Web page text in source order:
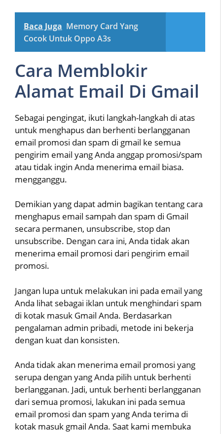
Baca Juga Memory Card Yang
Cocok Untuk Oppo A3s
Cara Memblokir
Alamat Email Di Gmail
Sebagai pengingat, ikuti langkah-langkah di atas
untuk menghapus dan berhenti berlangganan
email promosi dan spam di gmail ke semua
pengirim email yang Anda anggap promosi/spam
atau tidak ingin Anda menerima email biasa.
mengganggu.
Demikian yang dapat admin bagikan tentang cara
menghapus email sampah dan spam di Gmail
secara permanen, unsubscribe, stop dan
unsubscribe. Dengan cara ini, Anda tidak akan
menerima email promosi dari pengirim email
promosi.
Jangan lupa untuk melakukan ini pada email yang
Anda lihat sebagai iklan untuk menghindari spam
di kotak masuk Gmail Anda. Berdasarkan
pengalaman admin pribadi, metode ini bekerja
dengan kuat dan konsisten.
Anda tidak akan menerima email promosi yang
serupa dengan yang Anda pilih untuk berhenti
berlangganan. Jadi, untuk berhenti berlangganan
dari semua promosi, lakukan ini pada semua
email promosi dan spam yang Anda terima di
kotak masuk gmail Anda. Saat kami membuka